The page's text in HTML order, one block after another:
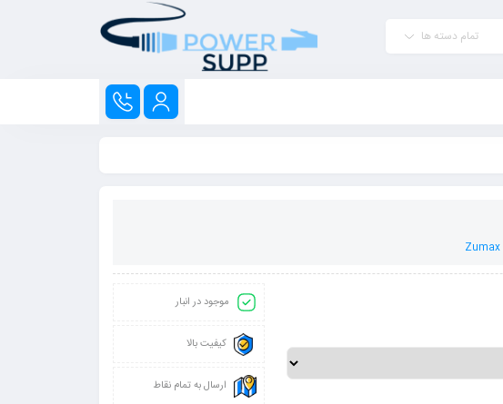
تمام دسته ها
موجود در انبار
کیفیت بالا
ارسال به تمام نقاط